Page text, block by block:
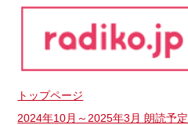
トップページ
2024年10月～2025年3月 朗読予定